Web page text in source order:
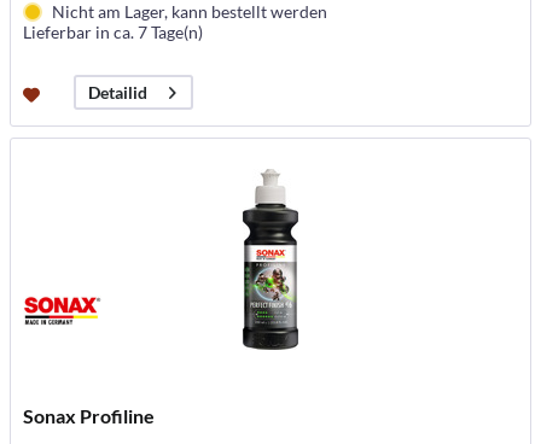
Nicht am Lager, kann bestellt werden
Lieferbar in ca. 7 Tage(n)
Detailid
Sonax Profiline